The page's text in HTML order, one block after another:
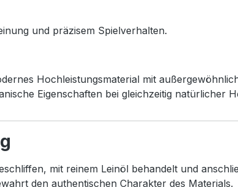
und präzisem Spielverhalten.
Hochleistungsmaterial mit
Eigenschaften bei gleichzeitig natürlicher
mit reinem Leinöl behandelt und
den authentischen Charakter des Materials.